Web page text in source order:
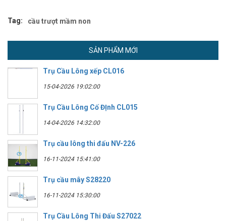
Tag: cầu trượt mầm non
SẢN PHẨM MỚI
Trụ Cầu Lông xếp CL016
15-04-2026 19:02:00
Trụ Cầu Lông Cố ĐỊnh CL015
14-04-2026 14:32:00
Trụ cầu lông thi đấu NV-226
16-11-2024 15:41:00
Trụ cầu mây S28220
16-11-2024 15:30:00
Trụ Cầu Lông Thi Đấu S27022